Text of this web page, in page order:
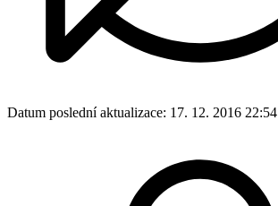
Datum poslední aktualizace: 17. 12. 2016 22:54